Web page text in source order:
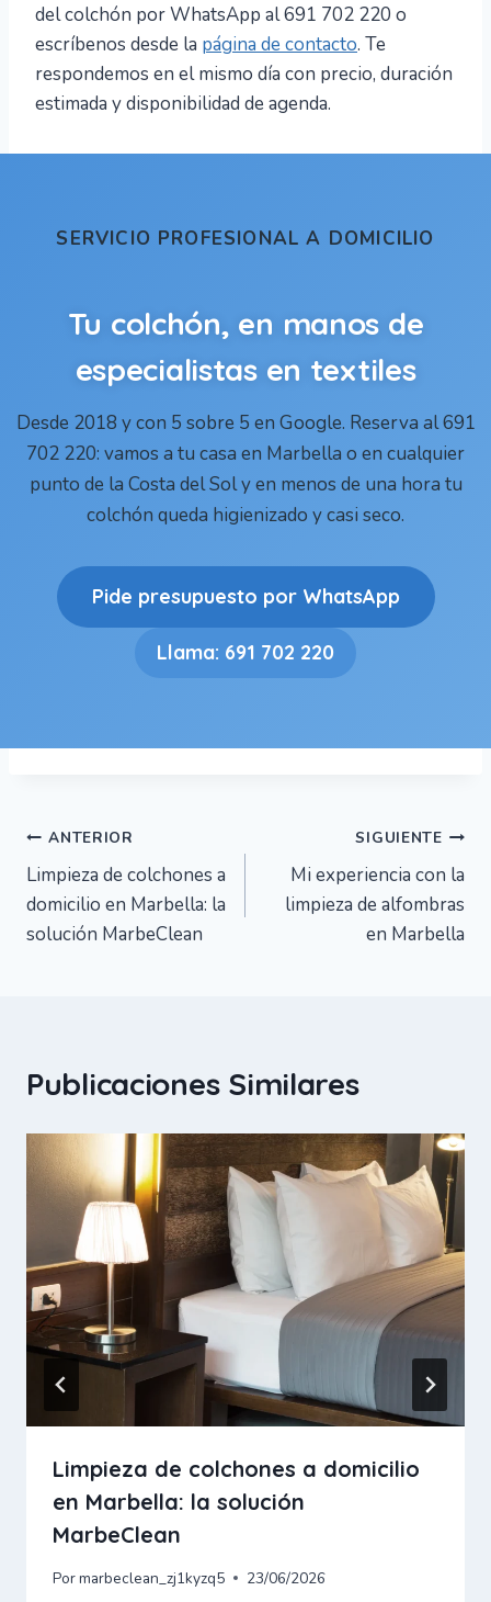
del colchón por WhatsApp al 691 702 220 o
escríbenos desde la página de contacto. Te
respondemos en el mismo día con precio, duración
estimada y disponibilidad de agenda.
SERVICIO PROFESIONAL A DOMICILIO
Tu colchón, en manos de
especialistas en textiles
Desde 2018 y con 5 sobre 5 en Google. Reserva al 691
702 220: vamos a tu casa en Marbella o en cualquier
punto de la Costa del Sol y en menos de una hora tu
colchón queda higienizado y casi seco.
Pide presupuesto por WhatsApp
Llama: 691 702 220
Navegación
de
entradas
ANTERIOR
Limpieza de colchones a
domicilio en Marbella: la
solución MarbeClean
SIGUIENTE
Mi experiencia con la
limpieza de alfombras
en Marbella
Publicaciones Similares
Limpieza de colchones a domicilio
en Marbella: la solución
MarbeClean
Pormarbeclean_zj1kyzq5 23/06/2026